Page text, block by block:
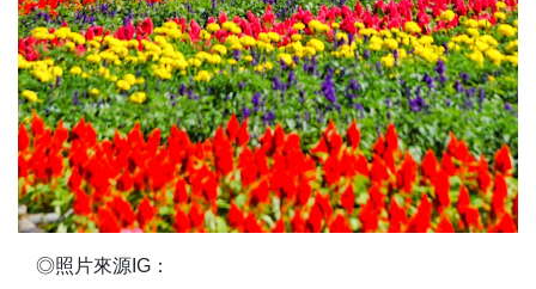
◎照片來源IG：